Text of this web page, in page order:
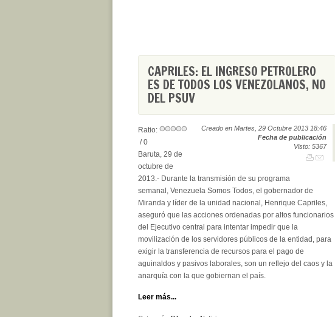
CAPRILES: EL INGRESO PETROLERO
ES DE TODOS LOS VENEZOLANOS, NO
DEL PSUV
Creado en Martes, 29 Octubre 2013 18:46
Fecha de publicación
Visto: 5367
Ratio:
/ 0
Baruta, 29 de
octubre de
2013.- Durante la transmisión de su programa
semanal, Venezuela Somos Todos, el gobernador de
Miranda y líder de la unidad nacional, Henrique Capriles,
aseguró que las acciones ordenadas por altos funcionarios
del Ejecutivo central para intentar impedir que la
movilización de los servidores públicos de la entidad, para
exigir la transferencia de recursos para el pago de
aguinaldos y pasivos laborales, son un reflejo del caos y la
anarquía con la que gobiernan el país.
Leer más...